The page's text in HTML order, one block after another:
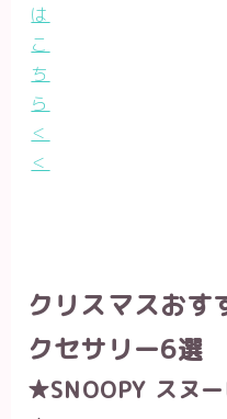
は
こ
ち
ら
＜
＜
クリスマスおす
クセサリー6選
★SNOOPY スヌ